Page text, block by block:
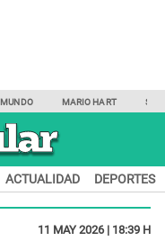
MUNDO MARIO HART
ACTUALIDAD DEPORTES
11 MAY 2026 | 18:39 H